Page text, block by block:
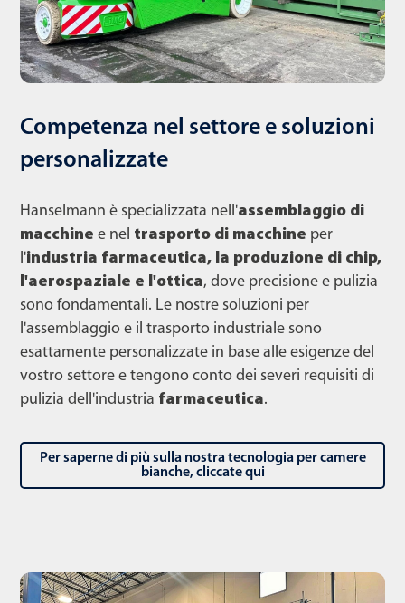
Competenza nel settore e soluzioni
personalizzate
Hanselmann è specializzata nell'assemblaggio di
macchine e nel trasporto di macchine per
l'industria farmaceutica, la produzione di chip,
l'aerospaziale e l'ottica, dove precisione e pulizia
sono fondamentali. Le nostre soluzioni per
l'assemblaggio e il trasporto industriale sono
esattamente personalizzate in base alle esigenze del
vostro settore e tengono conto dei severi requisiti di
pulizia dell'industria farmaceutica.
Per saperne di più sulla nostra tecnologia per camere
bianche, cliccate qui